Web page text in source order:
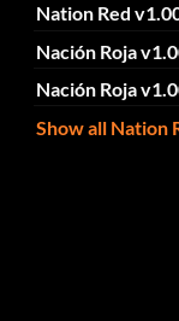
Nation Red
Nación Roja
Nación Roja
Show all Nation